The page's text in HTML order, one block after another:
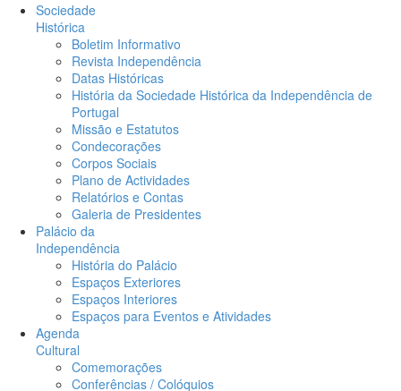
Sociedade
Histórica
Boletim Informativo
Revista Independência
Datas Históricas
História da Sociedade Histórica da Independência de
Portugal
Missão e Estatutos
Condecorações
Corpos Sociais
Plano de Actividades
Relatórios e Contas
Galeria de Presidentes
Palácio da
Independência
História do Palácio
Espaços Exteriores
Espaços Interiores
Espaços para Eventos e Atividades
Agenda
Cultural
Comemorações
Conferências / Colóquios